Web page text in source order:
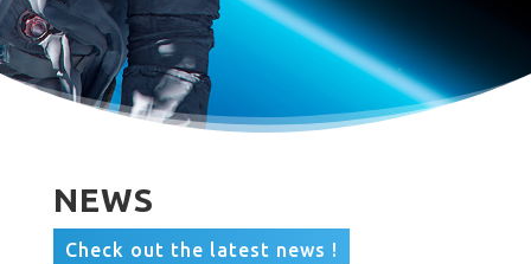
NEWS
Check out the latest news !